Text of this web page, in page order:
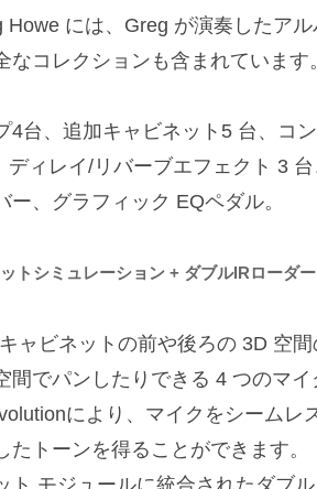
Howe には、Greg が演奏したア
なコレクションも含まれています。
4台、追加キャビネット5 台、コ
ディレイ/リバーブエフェクト 3
ー、グラフィック EQペダル。
トシミュレーション + ダブルIRローダー
ャビネットの前や後ろの 3D 空
間でパンしたりできる 4 つのマ
により、マイクをシームレ
たトーンを得ることができます。
ト モジュールに統合されたダブ